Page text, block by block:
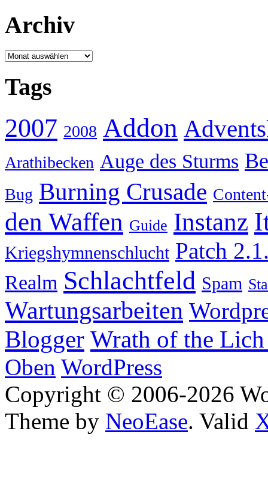
Archiv
Archiv
Tags
2007 2008 Addon
Arathibecken Auge des Sturms
Bug Burning Crusade
den Waffen Guide Instanz
Kriegshymnenschlucht Patch
Realm Schlachtfeld Spam
Wartungsarbeiten
Blogger Wrath of the
Oben WordPress
Copyright © 2006-2026
Theme by NeoEase. Valid